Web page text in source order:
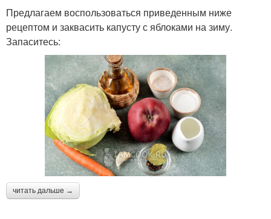
Предлагаем воспользоваться приведенным ниже
рецептом и заквасить капусту с яблоками на зиму.
Запаситесь:
читать дальше →